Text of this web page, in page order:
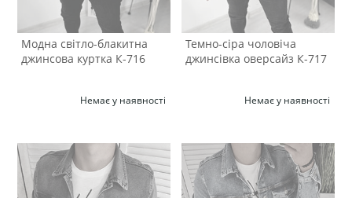
Модна світло-блакитна
джинсова куртка К-716
Немає у наявності
Темно-сіра чоловіча
джинсівка оверсайз К-717
Немає у наявності